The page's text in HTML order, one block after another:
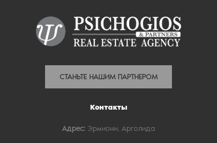
СТАНЬТЕ НАШИМ ПАРТНЕРОМ
Контакты
Адрес: Эрмиони, Арголида